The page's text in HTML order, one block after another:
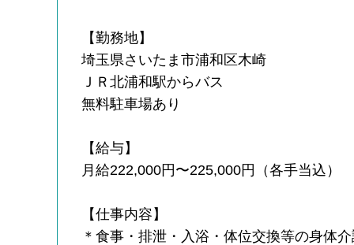
【勤務地】
埼玉県さいたま市浦和区木崎
ＪＲ北浦和駅からバス
無料駐車場あり
【給与】
月給222,000円〜225,000円（各手当込）
【仕事内容】
＊食事・排泄・入浴・体位交換等の身体